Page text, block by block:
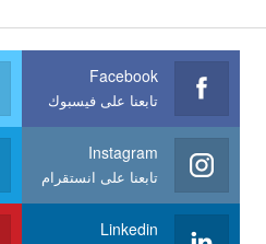
Facebook
تابعنا على فيسبوك
Instagram
تابعنا على انستقرام
Linkedin